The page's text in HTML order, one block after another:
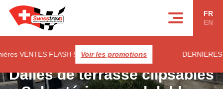
FLASH ! Voir les promotions DERNIERES
FR
EN
Dalles de terrasse clipsables
Panneau de gestion des cookies